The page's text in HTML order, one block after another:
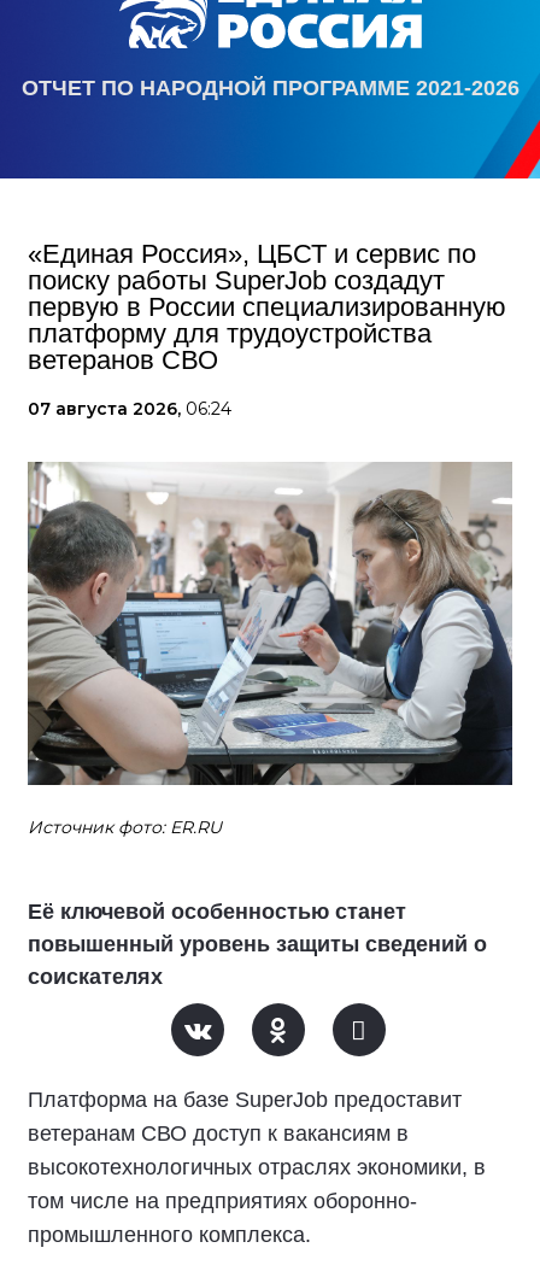
ОТЧЕТ ПО НАРОДНОЙ ПРОГРАММЕ 2021-2026
«Единая Россия», ЦБСТ и сервис по
поиску работы SuperJob создадут
первую в России специализированную
платформу для трудоустройства
ветеранов СВО
07 августа 2026, 06:24
Источник фото: ER.RU
Её ключевой особенностью станет
повышенный уровень защиты сведений о
соискателях
Платформа на базе SuperJob предоставит
ветеранам СВО доступ к вакансиям в
высокотехнологичных отраслях экономики, в
том числе на предприятиях оборонно-
промышленного комплекса.